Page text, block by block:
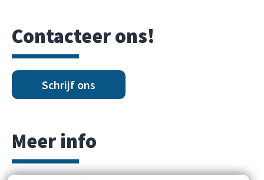
Contacteer ons!
Schrijf ons
Meer info